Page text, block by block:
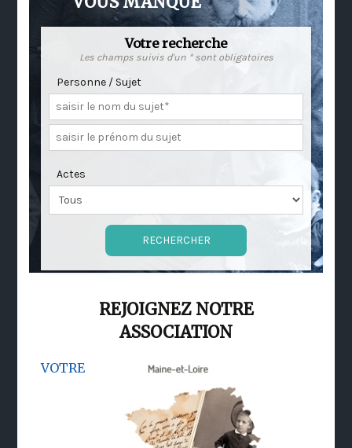
Votre recherche
Les champs suivis d'un * sont obligatoires
Personne / Sujet
Actes
REJOIGNEZ NOTRE
ASSOCIATION
VOTRE